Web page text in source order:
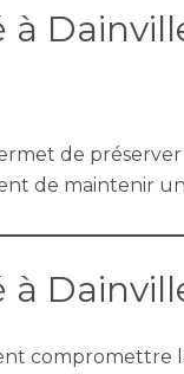
à
de préserver
de maintenir
à
compromettre